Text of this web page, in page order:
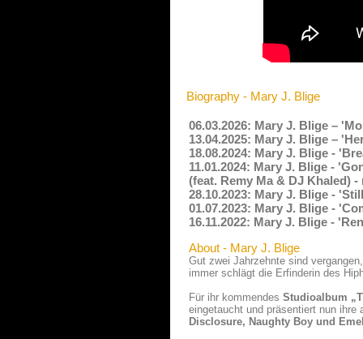
Biography - Mary J. Blige
06.03.2026: Mary J. Blige –
13.04.2025: Mary J. Blige –
18.08.2024: Mary J. Blige -
11.01.2024: Mary J. Blige -
(feat. Remy Ma & DJ Khaled)
28.10.2023: Mary J. Blige -
01.07.2023: Mary J. Blige -
16.11.2022: Mary J. Blige -
About - Mary J. Blige
Gut zwei Jahrzehnte sind
immer schlägt die Erfinderin des
Für ihr kommendes Studioalbum
eingetaucht und präsentiert nun
Disclosure, Naughty Boy und